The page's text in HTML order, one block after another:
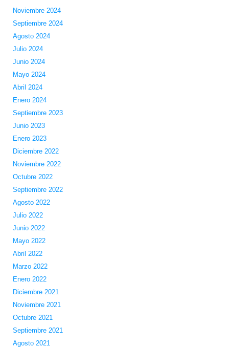
Noviembre 2024
Septiembre 2024
Agosto 2024
Julio 2024
Junio 2024
Mayo 2024
Abril 2024
Enero 2024
Septiembre 2023
Junio 2023
Enero 2023
Diciembre 2022
Noviembre 2022
Octubre 2022
Septiembre 2022
Agosto 2022
Julio 2022
Junio 2022
Mayo 2022
Abril 2022
Marzo 2022
Enero 2022
Diciembre 2021
Noviembre 2021
Octubre 2021
Septiembre 2021
Agosto 2021